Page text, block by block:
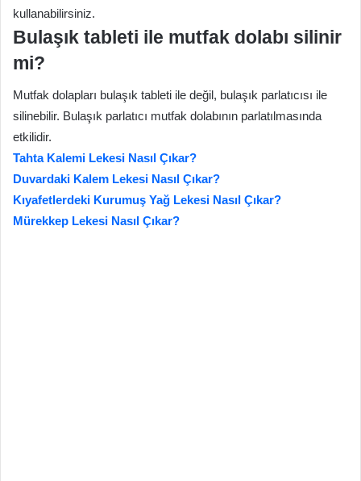
kullanabilirsiniz.
Bulaşık tableti ile mutfak dolabı silinir
mi?
Mutfak dolapları bulaşık tableti ile değil, bulaşık parlatıcısı ile
silinebilir. Bulaşık parlatıcı mutfak dolabının parlatılmasında
etkilidir.
Tahta Kalemi Lekesi Nasıl Çıkar?
Duvardaki Kalem Lekesi Nasıl Çıkar?
Kıyafetlerdeki Kurumuş Yağ Lekesi Nasıl Çıkar?
Mürekkep Lekesi Nasıl Çıkar?